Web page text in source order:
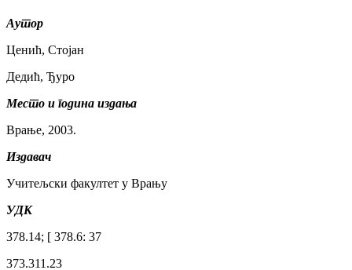
Аутор
Ценић, Стојан
Дедић, Ђуро
Место и година издања
Врање, 2003.
Издавач
Учитељски факултет у Врању
УДК
378.14; [ 378.6: 37
373.311.23